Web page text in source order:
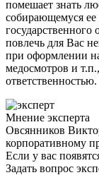
помешает знать
собирающемуся
государственного
повлечь для Вас
при оформлении
медосмотров и
ответственностью.
Мнение эксперта
Овсянников
корпоративному
Если у вас
Задать вопрос